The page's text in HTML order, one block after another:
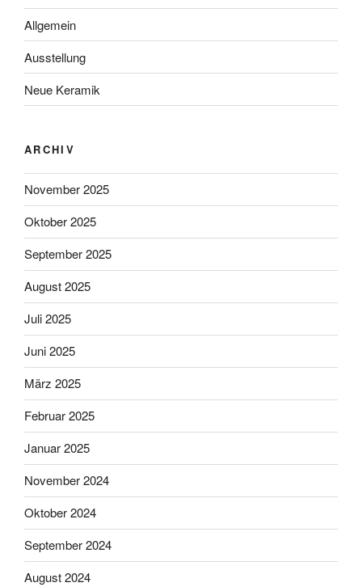
Allgemein
Ausstellung
Neue Keramik
ARCHIV
November 2025
Oktober 2025
September 2025
August 2025
Juli 2025
Juni 2025
März 2025
Februar 2025
Januar 2025
November 2024
Oktober 2024
September 2024
August 2024